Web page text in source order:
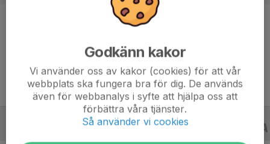
16 år
Godkänn kakor
Vi använder oss av kakor (cookies) för att vår
webbplats ska fungera bra för dig. De används
även för webbanalys i syfte att hjälpa oss att
förbättra våra tjänster.
Så använder vi cookies